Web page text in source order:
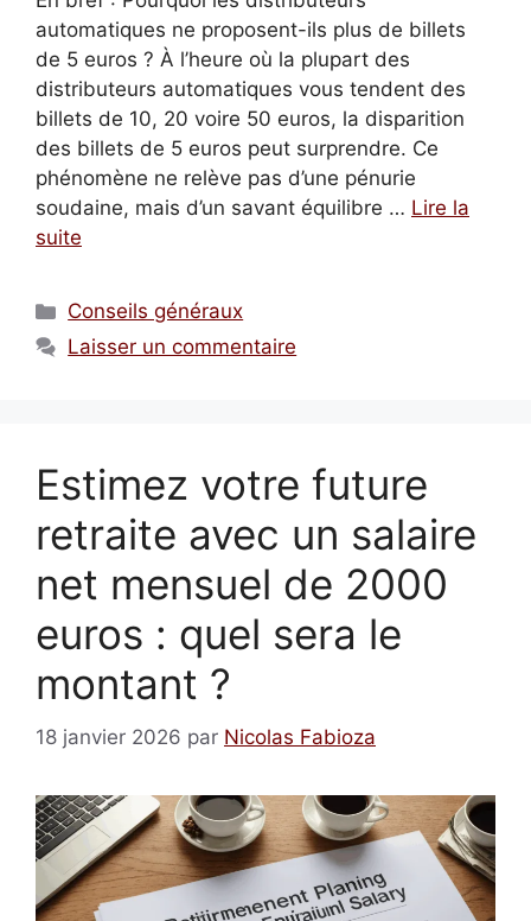
automatiques ne proposent-ils plus de billets
de 5 euros ? À l’heure où la plupart des
distributeurs automatiques vous tendent des
billets de 10, 20 voire 50 euros, la disparition
des billets de 5 euros peut surprendre. Ce
phénomène ne relève pas d’une pénurie
soudaine, mais d’un savant équilibre … Lire la
suite
Catégories
Conseils généraux
Laisser un commentaire
Estimez votre future
retraite avec un salaire
net mensuel de 2000
euros : quel sera le
montant ?
18 janvier 2026 par Nicolas Fabioza